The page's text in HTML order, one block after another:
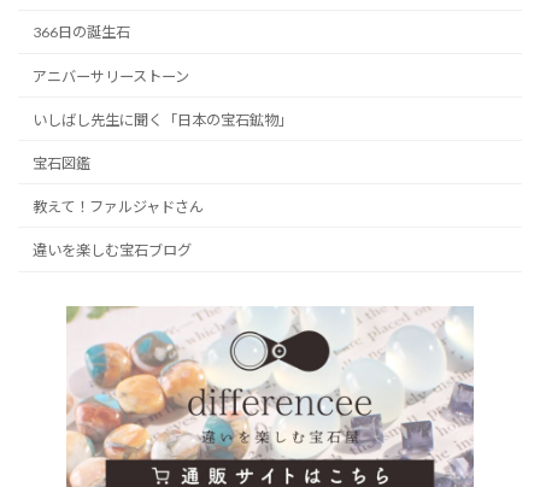
366日の誕生石
アニバーサリーストーン
いしばし先生に聞く「日本の宝石鉱物」
宝石図鑑
教えて！ファルジャドさん
違いを楽しむ宝石ブログ